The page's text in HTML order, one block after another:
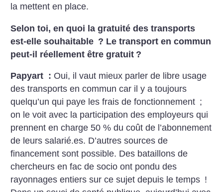
la mettent en place.
Selon toi, en quoi la gratuité des transports
est-elle souhaitable ? Le transport en commun
peut-il réellement être gratuit ?
Papyart : Oui, il vaut mieux parler de libre usage
des transports en commun car il y a toujours
quelqu’un qui paye les frais de fonctionnement ;
on le voit avec la participation des employeurs qui
prennent en charge 50 % du coût de l’abonnement
de leurs salarié.es. D’autres sources de
financement sont possible. Des bataillons de
chercheurs en fac de socio ont pondu des
rayonnages entiers sur ce sujet depuis le temps !